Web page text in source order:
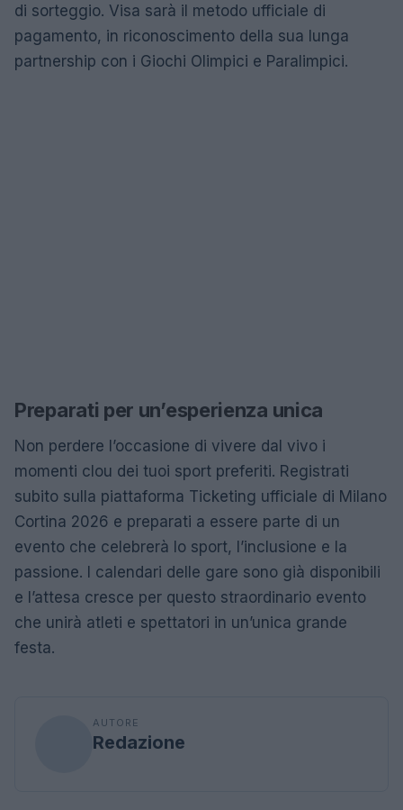
di sorteggio. Visa sarà il metodo ufficiale di
pagamento, in riconoscimento della sua lunga
partnership con i Giochi Olimpici e Paralimpici.
Preparati per un’esperienza unica
Non perdere l’occasione di vivere dal vivo i
momenti clou dei tuoi sport preferiti. Registrati
subito sulla piattaforma Ticketing ufficiale di Milano
Cortina 2026 e preparati a essere parte di un
evento che celebrerà lo sport, l’inclusione e la
passione. I calendari delle gare sono già disponibili
e l’attesa cresce per questo straordinario evento
che unirà atleti e spettatori in un’unica grande
festa.
AUTORE
Redazione